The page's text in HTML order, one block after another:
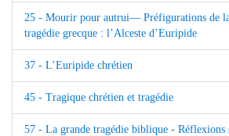
25 - Mourir pour autrui— Préfigurations de la
tragédie grecque : l’Alceste d’Euripide
37 - L’Euripide chrétien
45 - Tragique chrétien et tragédie
57 - La grande tragédie biblique - Réflexions